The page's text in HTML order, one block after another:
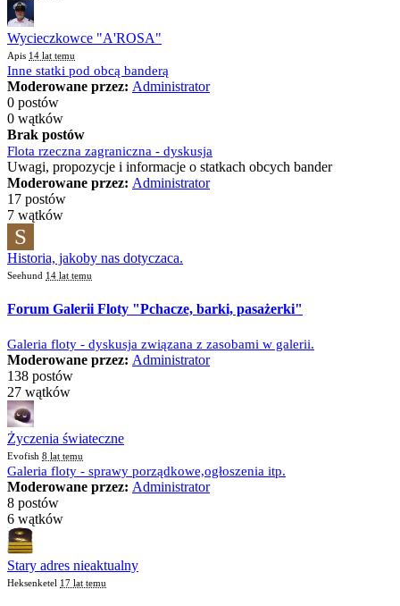
Wycieczkowce "A'ROSA"
Apis 14 lat temu
Inne statki pod obcą banderą
Moderowane przez: Administrator
0 postów
0 wątków
Brak postów
Flota rzeczna zagraniczna - dyskusja
Uwagi, propozycje i informacje o statkach obcych bander
Moderowane przez: Administrator
17 postów
7 wątków
S
Historia, jakoby nas dotyczaca.
Seehund 14 lat temu
Forum Galerii Floty "Pchacze, barki, pasażerki"
Galeria floty - dyskusja związana z zasobami w galerii.
Moderowane przez: Administrator
138 postów
27 wątków
Życzenia świateczne
Evofish 8 lat temu
Galeria floty - sprawy porządkowe,ogłoszenia itp.
Moderowane przez: Administrator
8 postów
6 wątków
Stary adres nieaktualny
Heksenketel 17 lat temu